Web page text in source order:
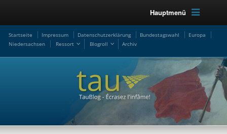
Hauptmenü
Startseite Impressum Datenschutzerklärung Bundestagswahl
Europa
Niedersachsen
Ressort Blogroll Archiv